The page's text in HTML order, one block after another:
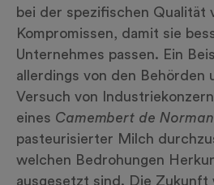
bei der spezifischen Qualität
Kompromissen, damit sie
Unternehmes passen. Ein
allerdings von den Behörden
Versuch von
eines Camembert de
pasteurisierter Milch
welchen Bedrohungen
ausgesetzt sind. Die Zukunft